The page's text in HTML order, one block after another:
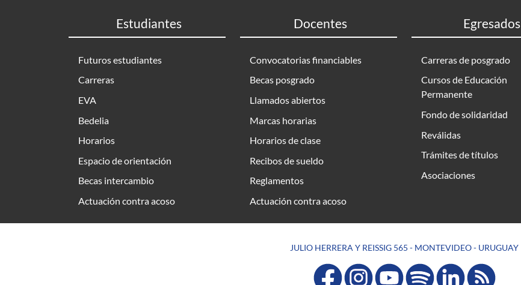
Estudiantes
Futuros estudiantes
Carreras
EVA
Bedelia
Horarios
Espacio de orientación
Becas intercambio
Actuación contra acoso
Docentes
Convocatorias financiables
Becas posgrado
Llamados abiertos
Marcas horarias
Horarios de clase
Recibos de sueldo
Reglamentos
Actuación contra acoso
Egresados
Carreras de posgrado
Cursos de Educación
Permanente
Fondo de solidaridad
Reválidas
Trámites de títulos
Asociaciones
JULIO HERRERA Y REISSIG 565 - MONTEVIDEO - URUGUAY